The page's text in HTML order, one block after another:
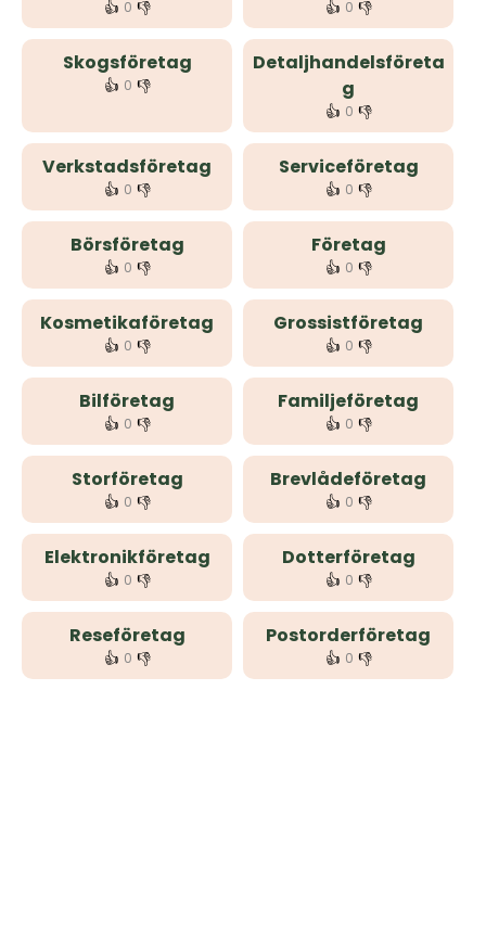
👍 0 👎 👍 0 👎
Skogsföretag
👍 0 👎
Detaljhandelsföreta
g
👍 0 👎
Verkstadsföretag
👍 0 👎
Serviceföretag
👍 0 👎
Börsföretag
👍 0 👎
Företag
👍 0 👎
Kosmetikaföretag
👍 0 👎
Grossistföretag
👍 0 👎
Bilföretag
👍 0 👎
Familjeföretag
👍 0 👎
Storföretag
👍 0 👎
Brevlådeföretag
👍 0 👎
Elektronikföretag
👍 0 👎
Dotterföretag
👍 0 👎
Reseföretag
👍 0 👎
Postorderföretag
👍 0 👎